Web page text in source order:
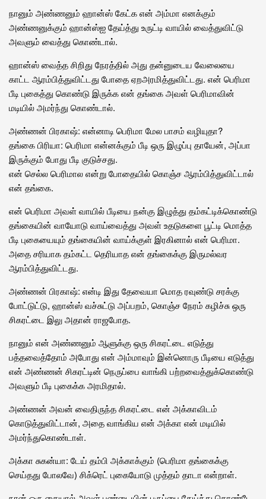
நானும் அண்ணனும் ஹான்ஸ் கேட்க என் அம்மா எனக்கும்
அண்ணனுக்கும் ஹான்ஸ்ஐ தேய்த்து உருட்டி வாயில் வைத்துவிட்டு
அவளும் வைத்து கொண்டால்.
ஹான்ஸ் வைத்த சிறிது நேரத்தில் அது தன்னுடைய வேலையை
காட்ட ஆரம்பித்துவிட்டது போதை ஏறஅரமித்துவிட்டது. என் பெரிமா
பீடி புகைத்து கொண்டு இருக்க என் தங்கை அவள் பெரிமாவின்
மடியில் அமர்ந்து கொண்டால்.
அண்ணன் பிரகாஷ்: என்னாடி பெரிமா மேல பாசம் வழியுதா?
தங்கை பிரியா: பெரிமா என்னக்கும் பீடி ஒரு இழுப்பு தாயேன், அப்பா
இருக்கும் போது பீடி குடுச்சது.
என் செல்ல பெரிமால என்று போதையில் கொஞ்ச ஆரம்பித்துவிட்டால்
என் தங்கை.
என் பெரிமா அவள் வாயில் பீடியை நன்கு இழுத்து தம்கட்டிக்கொண்டு
தங்கையின் வாயோடு வாய்வைத்து அவள் உதடுகளை பூட்டி மொத்த
பீடி புகையையும் தங்கையின் வாய்க்குள் இரகினால் என் பெரிமா.
அதை சரியாக தம்கட்ட தெரியாத என் தங்கைக்கு இருமல்வர
ஆரம்பித்துவிட்டது.
அண்ணன் பிரகாஷ்: என்டி இது தேவையா மொத ரவுண்டு சரக்கு
போட்டுட்டு, ஹான்ஸ் வச்சுட்டு அப்பறம், கொஞ்ச நேரம் கழிச்சு ஒரு
சிகரட்டை இலு அதான் ராஜபோத.
நானும் என் அண்ணனும் ஆளுக்கு ஒரு சிகரட்டை எடுத்து
பத்தவைத்தோம் அபோது என் அம்மாவும் இன்னொரு பீடியை எடுத்து
என் அண்ணன் சிகரட்டின் நெருப்பை வாங்கி பற்றவைத்துக்கொண்டு
அவளும் பீடி புகைக்க அரமிதால்.
அண்ணன் அவன் வைதிருந்த சிகரட்டை என் அக்காவிடம்
கொடுத்துவிட்டான், அதை வாங்கிய என் அக்கா என் மடியில்
அமர்ந்துகொண்டாள்.
அக்கா சுகன்யா: டேய் தம்பி அக்காக்கும் (பெரிமா தங்கைக்கு
செய்தது போலவே) சிக்ரெட் புகையோடு முத்தம் தாடா என்றாள்.